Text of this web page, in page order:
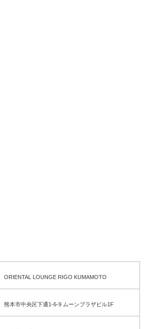
ORIENTAL LOUNGE RIGO KUMAMOTO
熊本市中央区下通1-6-9 ムーンプラザビル1F